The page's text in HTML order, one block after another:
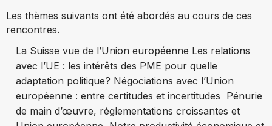
Les thèmes suivants ont été abordés au cours de ces
rencontres.
La Suisse vue de l’Union européenne Les relations
avec l’UE : les intérêts des PME pour quelle
adaptation politique? Négociations avec l’Union
européenne : entre certitudes et incertitudes Pénurie
de main d’œuvre, réglementations croissantes et